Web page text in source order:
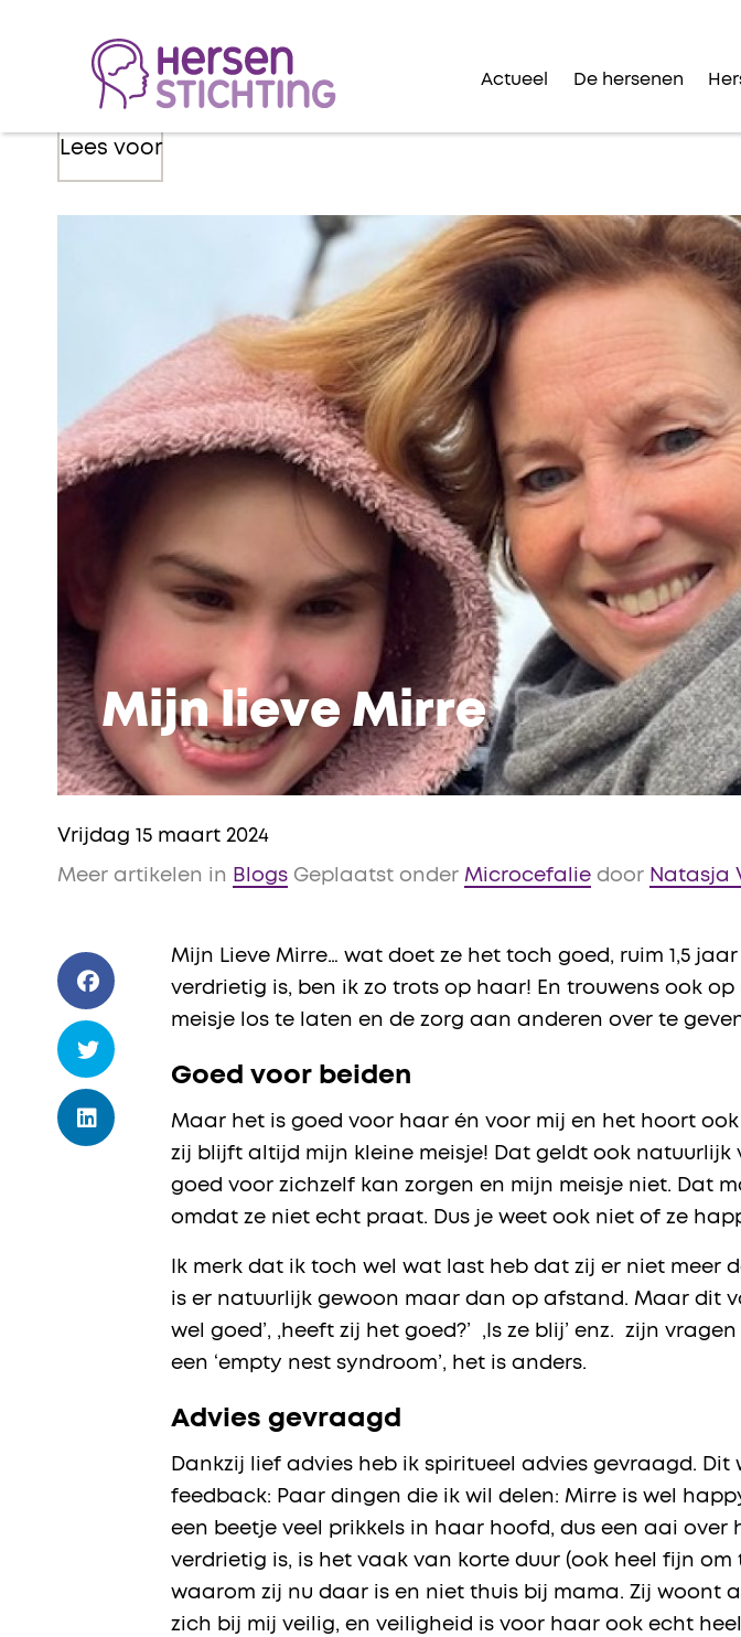
Actueel De hersenen
Lees voor
Mijn lieve Mirre
Vrijdag 15 maart 2024
Meer artikelen in Blogs Geplaatst onder Microcefalie door Natasja
Mijn Lieve Mirre… wat doet ze het toch goed, ruim 1,5
verdrietig is, ben ik zo trots op haar! En trouwens ook
meisje los te laten en de zorg aan anderen over te
Goed voor beiden
Maar het is goed voor haar én voor mij en het hoort
zij blijft altijd mijn kleine meisje! Dat geldt ook
goed voor zichzelf kan zorgen en mijn meisje niet. Dat
omdat ze niet echt praat. Dus je weet ook niet of ze
Ik merk dat ik toch wel wat last heb dat zij er niet meer
is er natuurlijk gewoon maar dan op afstand. Maar dit
wel goed’, ,heeft zij het goed?’ ,Is ze blij’ enz. zijn
een ‘empty nest syndroom’, het is anders.
Advies gevraagd
Dankzij lief advies heb ik spiritueel advies gevraagd.
feedback: Paar dingen die ik wil delen: Mirre is wel
een beetje veel prikkels in haar hoofd, dus een aai
verdrietig is, is het vaak van korte duur (ook heel fijn
waarom zij nu daar is en niet thuis bij mama. Zij woont
zich bij mij veilig, en veiligheid is voor haar ook echt